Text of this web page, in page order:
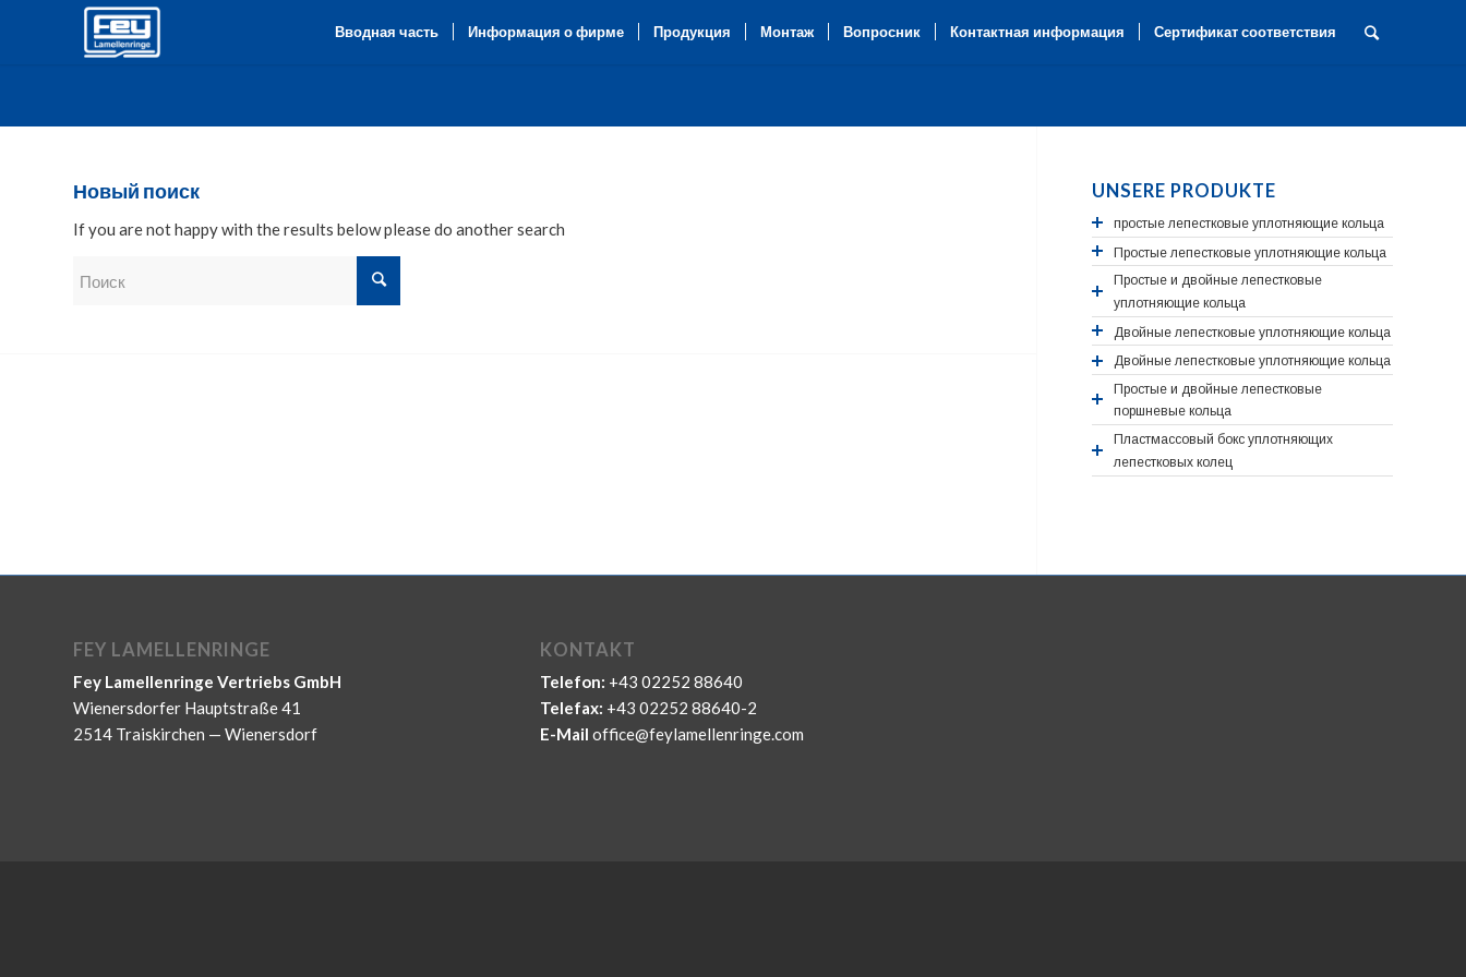
Вводная часть Информация о фирме Продукция Монтаж Вопросник Контактная информация Сертификат соответствия
Новый поиск
If you are not happy with the results below please do another search
UNSERE PRODUKTE
простые лепестковые уплотняющие кольца
Простые лепестковые уплотняющие кольца
Простые и двойные лепестковые
уплотняющие кольца
Двойные лепестковые уплотняющие кольца
Двойные лепестковые уплотняющие кольца
Простые и двойные лепестковые
поршневые кольца
Пластмассовый бокс уплотняющих
лепестковых колец
FEY LAMELLENRINGE
Fey Lamellenringe Vertriebs GmbH
Wienersdorfer Hauptstraße 41
2514 Traiskirchen — Wienersdorf
KONTAKT
Telefon: +43 02252 88640
Telefax: +43 02252 88640-2
E-Mail office@feylamellenringe.com